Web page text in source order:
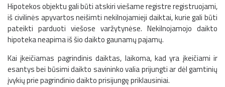
Hipotekos objektu gali būti atskiri viešame registre registruojami,
iš civilinės apyvartos neišimti nekilnojamieji daiktai, kurie gali būti
pateikti parduoti viešose varžytynėse. Nekilnojamojo daikto
hipoteka neapima iš šio daikto gaunamų pajamų.
Kai įkeičiamas pagrindinis daiktas, laikoma, kad yra įkeičiami ir
esantys bei būsimi daikto savininko valia prijungti ar dėl gamtinių
įvykių prie pagrindinio daikto prisijungę priklausiniai.